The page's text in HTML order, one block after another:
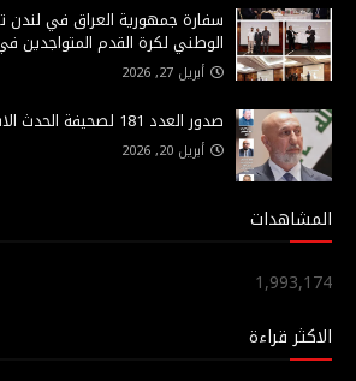
سفارة جمهورية العراق في لندن
الوطني لكرة القدم المتواجدين
أبريل 27, 2026
صدور العدد 181 لصحيفة الحدث الاسبوعي من لندن
أبريل 20, 2026
المشاهدات
1,993,174
الاكثر قراءة